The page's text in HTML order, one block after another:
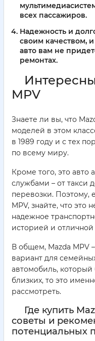
всех пассажиров.
Надежность и
своим качеством,
авто вам не
ремонтах.
MPV
Знаете ли вы, что
моделей в этом
в 1989 году и с тех
по всему миру.
Кроме того, это авто
службами – от такси
перевозки. Поэтому,
MPV, знайте, что это
надежное
историей и
В общем, Mazda MPV
вариант для
автомобиль, который
близких, то это
рассмотреть.
Где купить
советы и
потенциальных